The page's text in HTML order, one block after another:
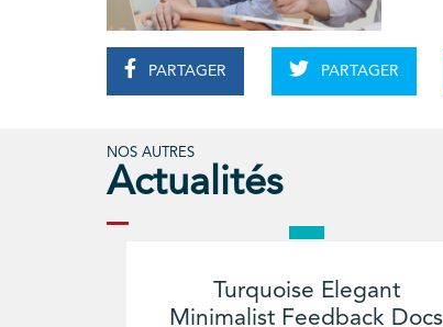
PARTAGER PARTAGER
NOS AUTRES
Actualités
Turquoise Elegant
Minimalist Feedback Docs